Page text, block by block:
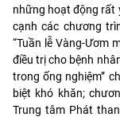
những hoạt động rất
cạnh các chương
“Tuần lễ Vàng-Ươm
điều trị cho bệnh
trong ống nghiệm”
biệt khó khăn;
Trung tâm Phát